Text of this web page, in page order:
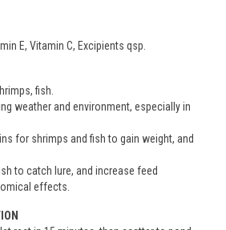
E, Vitamin C, Excipients qsp.
fish.
weather and environment, especially in
for shrimps and fish to gain weight, and
to catch lure, and increase feed
effects.